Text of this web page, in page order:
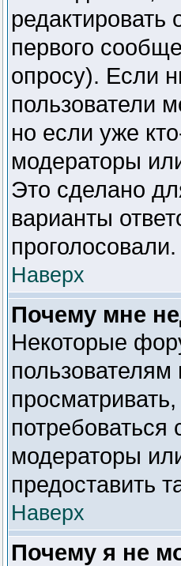
редактировать
первого
опросу). Если
пользователи
но если уже
модераторы
Это сделано
варианты
проголосовали.
Наверх
Почему мне
Некоторые
модераторы
предоставить
Наверх
Почему я не